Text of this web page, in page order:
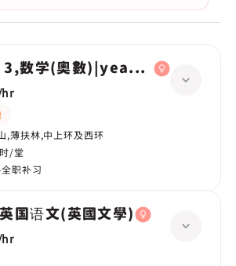
数学(奧數)|year 2,数学(奧數)
hr
,薄扶林,中上环及西环
/堂
职补习
国语文(英國文學)
hr